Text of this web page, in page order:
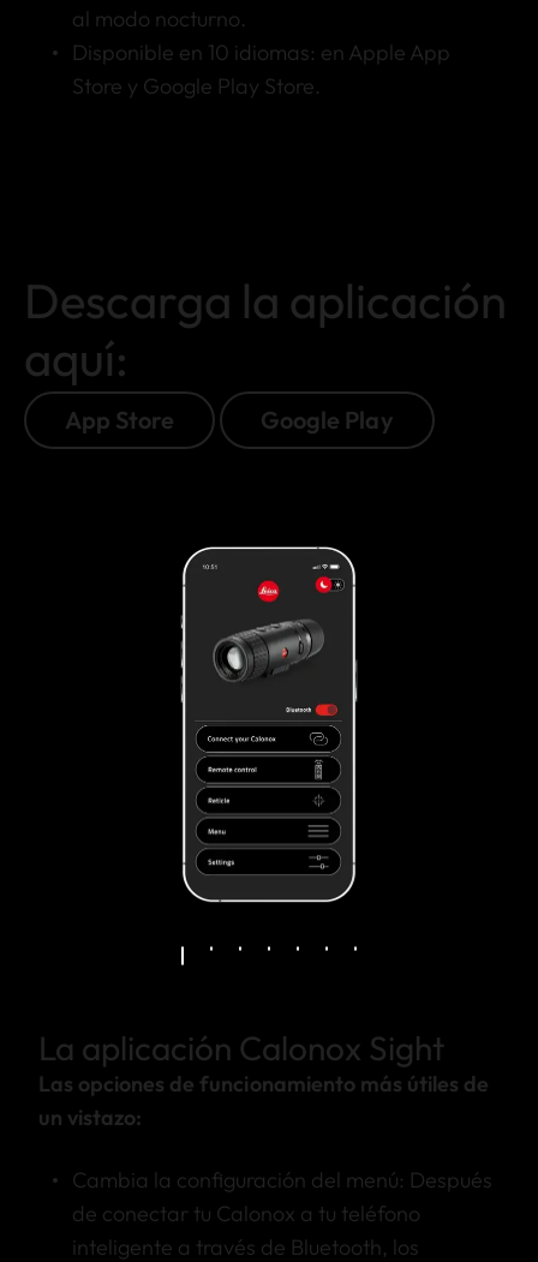
al modo nocturno.
Disponible en 10 idiomas: en Apple App
Store y Google Play Store.
Descarga la aplicación
aquí:
App Store Google Play
La aplicación Calonox Sight
Las opciones de funcionamiento más útiles de
un vistazo:
Cambia la configuración del menú: Después
de conectar tu Calonox a tu teléfono
inteligente a través de Bluetooth, los